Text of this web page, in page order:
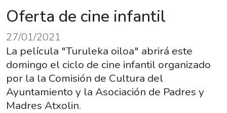
Oferta de cine infantil
27/01/2021
La película "Turuleka oiloa" abrirá este
domingo el ciclo de cine infantil organizado
por la la Comisión de Cultura del
Ayuntamiento y la Asociación de Padres y
Madres Atxolin.